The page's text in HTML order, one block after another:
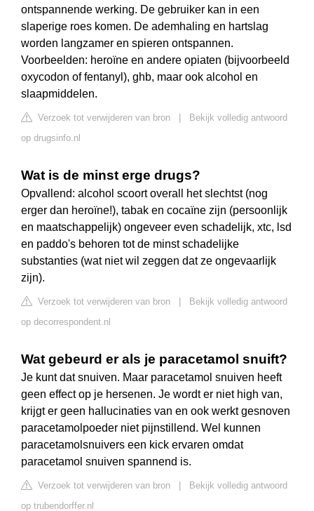
ontspannende werking. De gebruiker kan in een
slaperige roes komen. De ademhaling en hartslag
worden langzamer en spieren ontspannen.
Voorbeelden: heroïne en andere opiaten (bijvoorbeeld
oxycodon of fentanyl), ghb, maar ook alcohol en
slaapmiddelen.
Verzoek tot verwijderen van bron
Bekijk volledig antwoord
op drugsinfo.nl
Wat is de minst erge drugs?
Opvallend: alcohol scoort overall het slechtst (nog
erger dan heroïne!), tabak en cocaïne zijn (persoonlijk
en maatschappelijk) ongeveer even schadelijk, xtc, lsd
en paddo's behoren tot de minst schadelijke
substanties (wat niet wil zeggen dat ze ongevaarlijk
zijn).
Verzoek tot verwijderen van bron
Bekijk volledig antwoord
op decorrespondent.nl
Wat gebeurd er als je paracetamol snuift?
Je kunt dat snuiven. Maar paracetamol snuiven heeft
geen effect op je hersenen. Je wordt er niet high van,
krijgt er geen hallucinaties van en ook werkt gesnoven
paracetamolpoeder niet pijnstillend. Wel kunnen
paracetamolsnuivers een kick ervaren omdat
paracetamol snuiven spannend is.
Verzoek tot verwijderen van bron
Bekijk volledig antwoord
op trubendorffer.nl